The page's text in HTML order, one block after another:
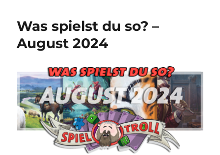
2024
Was spielst du so? –
August 2024